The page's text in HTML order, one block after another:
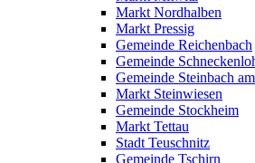
Markt Nordhalben
Markt Pressig
Gemeinde Reichenbach
Gemeinde
Gemeinde Steinbach
Markt Steinwiesen
Gemeinde Stockheim
Markt Tettau
Stadt Teuschnitz
Gemeinde Tschirn